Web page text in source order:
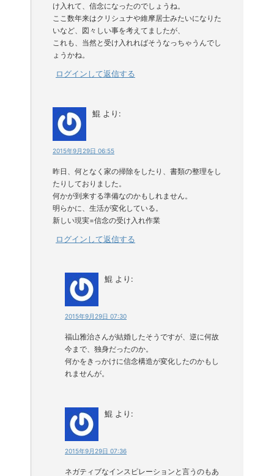
け入れて、信念になったのでしょうね。
ここ数年来はクリシュナや維摩居士みたいになりた
いなど、図々しい事を考えてましたが、
これも、当然と受け入れればそうなっちゃうんでし
ょうかね。
ログインして返信する
鯤 より:
2015年9月29日 06:55
昨日、何となく家の掃除をしたり、書類の整理をし
たりしておりました。
何かが到来する準備なのかもしれません。
明らかに、生活が変化している。
新しい現実=信念の受け入れ作業
ログインして返信する
鯤 より:
2015年9月29日 07:30
福山雅治さんが結婚したそうですが、逆に何故
今まで、独身だったのか。
何かをきっかけに信念構造が変化したのかもし
れませんが。
鯤 より:
2015年9月29日 07:36
ネガティブなインスピレーションと言うのもあ